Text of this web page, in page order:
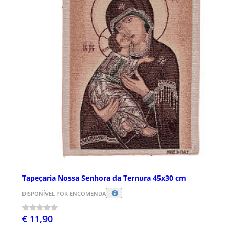
Tapeçaria Nossa Senhora da Ternura 45x30 cm
DISPONÍVEL POR ENCOMENDA
€ 11,90